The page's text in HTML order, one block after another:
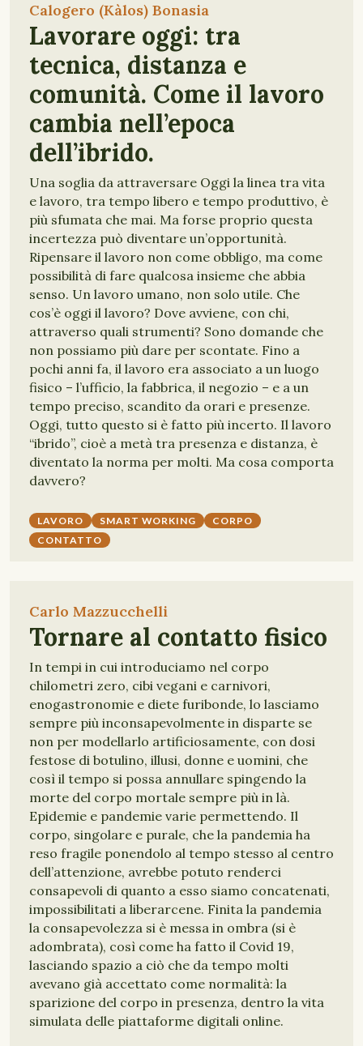
Calogero (Kàlos) Bonasia
Lavorare oggi: tra
tecnica, distanza e
comunità. Come il lavoro
cambia nell’epoca
dell’ibrido.
Una soglia da attraversare Oggi la linea tra vita
e lavoro, tra tempo libero e tempo produttivo, è
più sfumata che mai. Ma forse proprio questa
incertezza può diventare un’opportunità.
Ripensare il lavoro non come obbligo, ma come
possibilità di fare qualcosa insieme che abbia
senso. Un lavoro umano, non solo utile. Che
cos’è oggi il lavoro? Dove avviene, con chi,
attraverso quali strumenti? Sono domande che
non possiamo più dare per scontate. Fino a
pochi anni fa, il lavoro era associato a un luogo
fisico – l’ufficio, la fabbrica, il negozio – e a un
tempo preciso, scandito da orari e presenze.
Oggi, tutto questo si è fatto più incerto. Il lavoro
“ibrido”, cioè a metà tra presenza e distanza, è
diventato la norma per molti. Ma cosa comporta
davvero?
LAVORO SMART WORKING
CORPO
CONTATTO
Carlo Mazzucchelli
Tornare al contatto fisico
In tempi in cui introduciamo nel corpo
chilometri zero, cibi vegani e carnivori,
enogastronomie e diete furibonde, lo lasciamo
sempre più inconsapevolmente in disparte se
non per modellarlo artificiosamente, con dosi
festose di botulino, illusi, donne e uomini, che
così il tempo si possa annullare spingendo la
morte del corpo mortale sempre più in là.
Epidemie e pandemie varie permettendo. Il
corpo, singolare e purale, che la pandemia ha
reso fragile ponendolo al tempo stesso al centro
dell’attenzione, avrebbe potuto renderci
consapevoli di quanto a esso siamo concatenati,
impossibilitati a liberarcene. Finita la pandemia
la consapevolezza si è messa in ombra (si è
adombrata), così come ha fatto il Covid 19,
lasciando spazio a ciò che da tempo molti
avevano già accettato come normalità: la
sparizione del corpo in presenza, dentro la vita
simulata delle piattaforme digitali online.